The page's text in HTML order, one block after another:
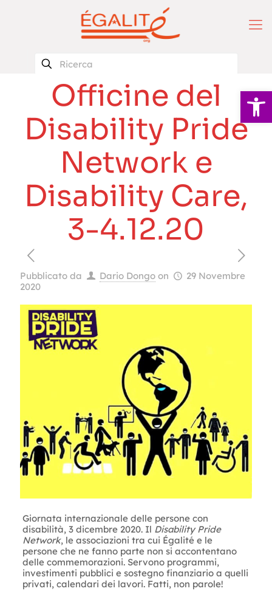
Apri la
Officine del
Disability Pride
Network e
Disability Care,
3-4.12.20
Pubblicato da Dario Dongo on
29 Novembre
2020
Giornata internazionale delle persone con
disabilità, 3 dicembre 2020. Il Disability Pride
Network, le associazioni tra cui Égalité e le
persone che ne fanno parte non si accontentano
delle commemorazioni. Servono programmi,
investimenti pubblici e sostegno finanziario a quelli
privati, calendari dei lavori. Fatti, non parole!